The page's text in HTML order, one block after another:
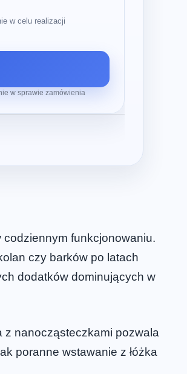
w celu realizacji
w sprawie zamówienia
funkcjonowaniu.
czy barków po latach
dodatków dominujących w
z nanocząsteczkami pozwala
poranne wstawanie z łóżka